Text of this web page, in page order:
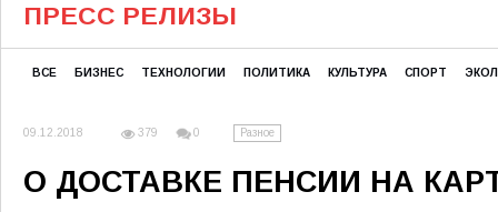
ПРЕСС РЕЛИЗЫ
ВСЕ БИЗНЕС ТЕХНОЛОГИИ ПОЛИТИКА КУЛЬТУРА СПОРТ
09.12.2018 379 0 Разное
О ДОСТАВКЕ ПЕНСИИ НА